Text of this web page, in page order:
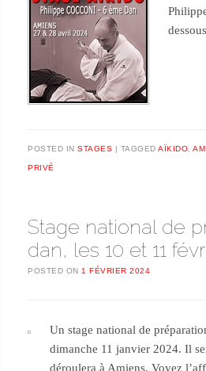
POSTED IN STAGES TAGGED AÏKIDO
PRIVÉ
Stage national de
dan, les 10 et 11
POSTED ON 1 FÉVRIER 2024
Un stage national de
dimanche 11 janvier 2024. Il
déroulera à Amiens. Voyez